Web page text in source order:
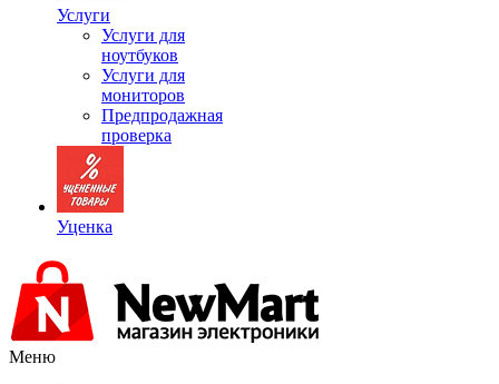
Услуги
Услуги для
ноутбуков
Услуги для
мониторов
Предпродажная
проверка
Уценка
Меню